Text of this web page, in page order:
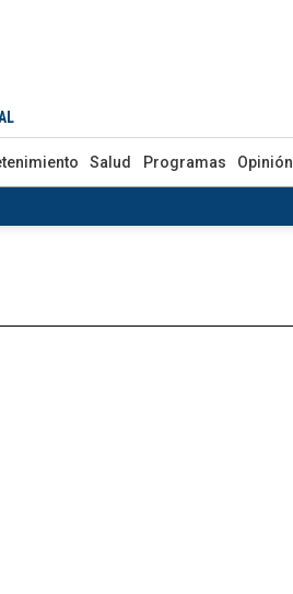
Salud Programas Opinión
Venezuela Nicolás Maduro
de las FARC